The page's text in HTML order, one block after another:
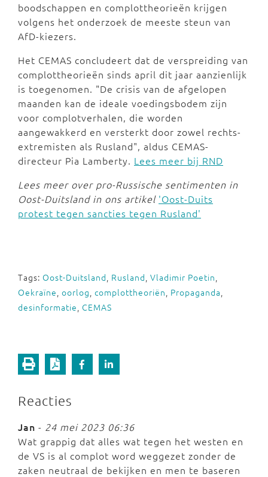
boodschappen en complottheorieën krijgen
volgens het onderzoek de meeste steun van
AfD-kiezers.
Het CEMAS concludeert dat de verspreiding van
complottheorieën sinds april dit jaar aanzienlijk
is toegenomen. "De crisis van de afgelopen
maanden kan de ideale voedingsbodem zijn
voor complotverhalen, die worden
aangewakkerd en versterkt door zowel rechts-
extremisten als Rusland", aldus CEMAS-
directeur Pia Lamberty. Lees meer bij RND
Lees meer over pro-Russische sentimenten in
Oost-Duitsland in ons artikel 'Oost-Duits
protest tegen sancties tegen Rusland'
Tags: Oost-Duitsland, Rusland, Vladimir Poetin,
Oekraïne, oorlog, complottheoriën, Propaganda,
desinformatie, CEMAS
Reacties
Jan - 24 mei 2023 06:36
Wat grappig dat alles wat tegen het westen en
de VS is al complot word weggezet zonder de
zaken neutraal de bekijken en men te baseren